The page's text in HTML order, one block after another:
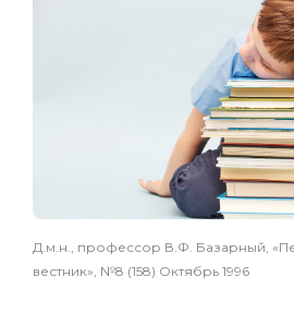
Д.м.н., профессор В.Ф. Базарный,
вестник», №8 (158) Октябрь 1996